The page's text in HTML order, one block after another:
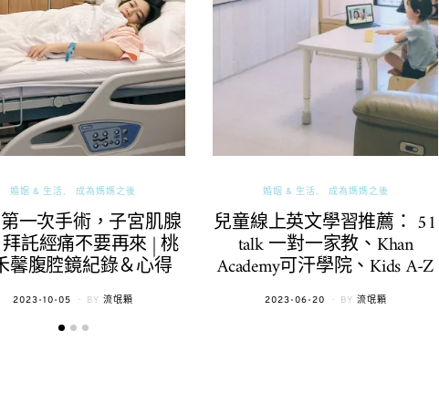
婚姻 & 生活 成為媽媽之後
一次手術，子宮肌腺
託經痛不要再來 | 桃
馨腹腔鏡紀錄＆心得
POSTED
2023-10-05 BY 流氓顆
婚姻 & 生活 成為媽媽之後
兒童線上英文學習推薦： 51
talk 一對一家教、Khan
Academy可汗學院、Kids A-Z
POSTED
2023-06-20 BY 流氓顆